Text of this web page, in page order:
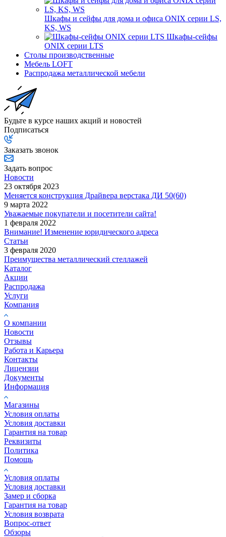
Шкафы и сейфы для дома и офиса ONIX серии LS,
KS, WS
Шкафы-сейфы
ONIX серии LTS
Столы производственные
Мебель LOFT
Распродажа металлической мебели
Будьте в курсе наших акций и новостей
Подписаться
Заказать звонок
Задать вопрос
Новости
23 октября 2023
Меняется конструкция Драйвера верстака ДИ 50(60)
9 марта 2022
Уважаемые покупатели и посетители сайта!
1 февраля 2022
Внимание! Изменение юридического адреса
Статьи
3 февраля 2020
Преимущества металлический стеллажей
Каталог
Акции
Распродажа
Услуги
Компания
О компании
Новости
Отзывы
Работа и Карьера
Контакты
Лицензии
Документы
Информация
Магазины
Условия оплаты
Условия доставки
Гарантия на товар
Реквизиты
Политика
Помощь
Условия оплаты
Условия доставки
Замер и сборка
Гарантия на товар
Условия возврата
Вопрос-ответ
Обзоры